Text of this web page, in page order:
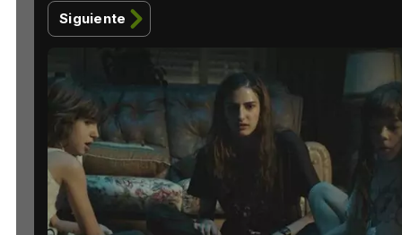
Siguiente